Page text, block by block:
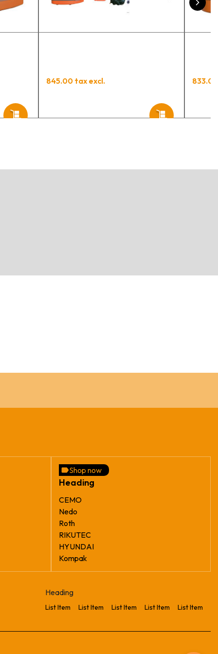
845.00 tax excl.
Shop now
Heading
CEMO
Nedo
Roth
RIKUTEC
HYUNDAI
Kompak
Heading
List Item List Item List Item List Item List Item